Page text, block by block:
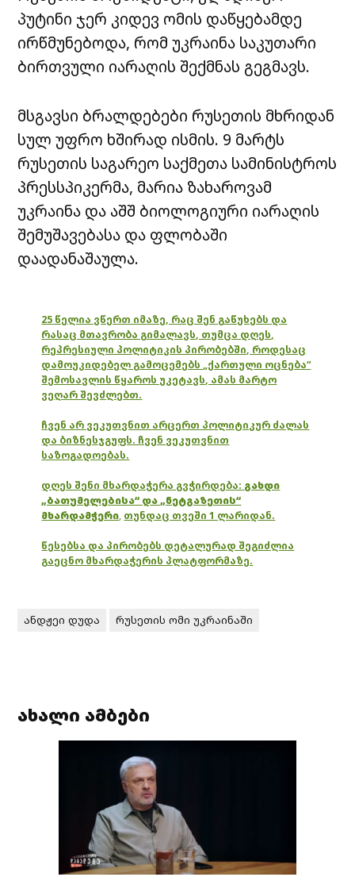
პუტინი ჯერ კიდევ ომის დაწყებამდე
ირწმუნებოდა, რომ უკრაინა საკუთარი
ბირთვული იარაღის შექმნას გეგმავს.
მსგავსი ბრალდებები რუსეთის მხრიდან
სულ უფრო ხშირად ისმის. 9 მარტს
რუსეთის საგარეო საქმეთა სამინისტროს
პრესსპიკერმა, მარია ზახაროვამ
უკრაინა და აშშ ბიოლოგიური იარაღის
შემუშავებასა და ფლობაში
დაადანაშაულა.
25 წელია ვწერთ იმაზე, რაც შენ გაწუხებს და
რასაც მთავრობა გიმალავს, თუმცა დღეს,
რეპრესიული პოლიტიკის პირობებში, როდესაც
დამოუკიდებელ გამოცემებს „ქართული ოცნება“
შემოსავლის წყაროს უკეტავს, ამას მარტო
ვეღარ შევძლებთ.
ჩვენ არ ვეკუთვნით არცერთ პოლიტიკურ ძალას
და ბიზნესჯგუფს. ჩვენ ვეკუთვნით
საზოგადოებას.
დღეს შენი მხარდაჭერა გვჭირდება: გახდი
„ბათუმელებისა“ და „ნეტგაზეთის“
მხარდამჭერი, თუნდაც თვეში 1 ლარიდან.
წესებსა და პირობებს დეტალურად შეგიძლია
გაეცნო მხარდაჭერის პლატფორმაზე.
ანდჟეი დუდა რუსეთის ომი უკრაინაში
ახალი ამბები